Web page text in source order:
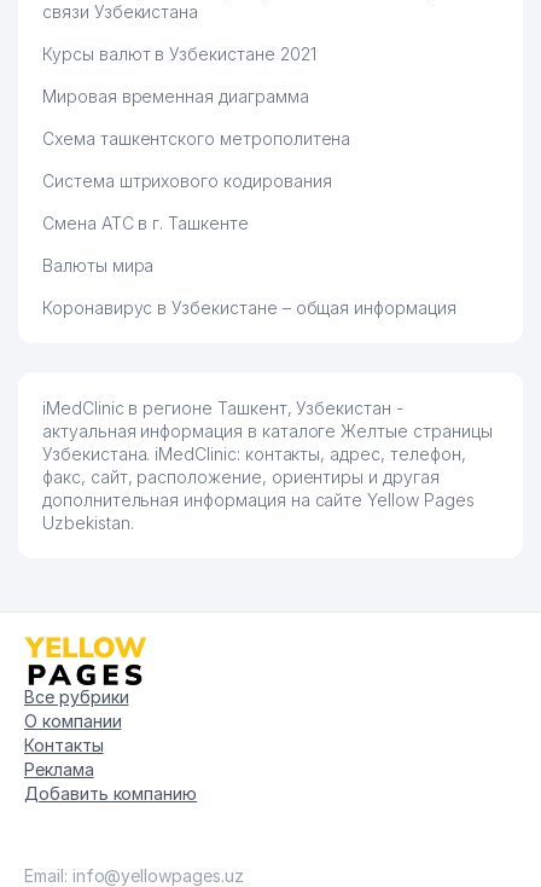
связи Узбекистана
Курсы валют в Узбекистане 2021
Мировая временная диаграмма
Схема ташкентского метрополитена
Система штрихового кодирования
Смена АТС в г. Ташкенте
Валюты мира
Коронавирус в Узбекистане – общая информация
iMedClinic в регионе Ташкент, Узбекистан -
актуальная информация в каталоге Желтые страницы
Узбекистана. iMedClinic: контакты, адрес, телефон,
факс, сайт, расположение, ориентиры и другая
дополнительная информация на сайте Yellow Pages
Uzbekistan.
Все рубрики
О компании
Контакты
Реклама
Добавить компанию
Email: info@yellowpages.uz